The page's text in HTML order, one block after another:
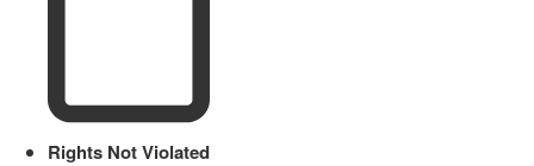
Rights Not Violated